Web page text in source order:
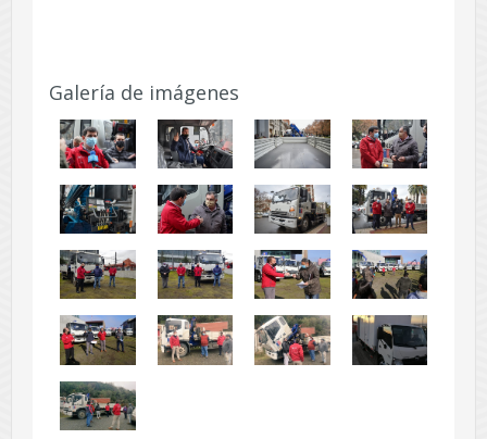
Galería de imágenes